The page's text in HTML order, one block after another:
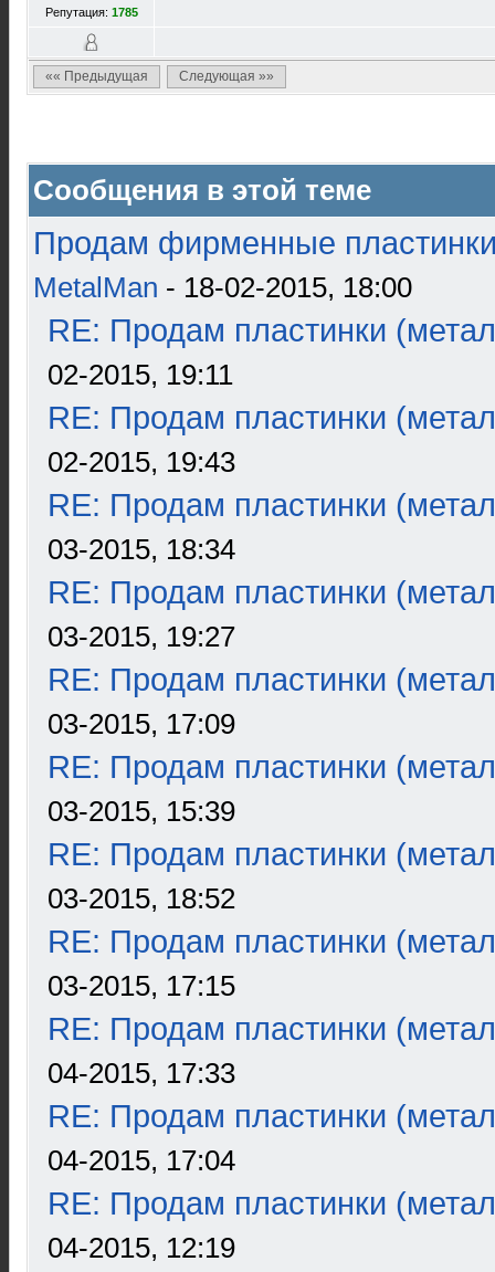
Репутация: 1785
«« Предыдущая Следующая »»
Сообщения в этой теме
Продам фирменные
MetalMan - 18-02-2015, 18:00
RE: Продам пластинки
02-2015, 19:11
RE: Продам пластинки
02-2015, 19:43
RE: Продам пластинки
03-2015, 18:34
RE: Продам пластинки
03-2015, 19:27
RE: Продам пластинки
03-2015, 17:09
RE: Продам пластинки
03-2015, 15:39
RE: Продам пластинки
03-2015, 18:52
RE: Продам пластинки
03-2015, 17:15
RE: Продам пластинки
04-2015, 17:33
RE: Продам пластинки
04-2015, 17:04
RE: Продам пластинки
04-2015, 12:19